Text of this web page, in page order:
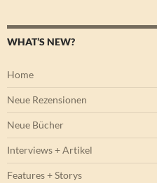
WHAT’S NEW?
Home
Neue Rezensionen
Neue Bücher
Interviews + Artikel
Features + Storys